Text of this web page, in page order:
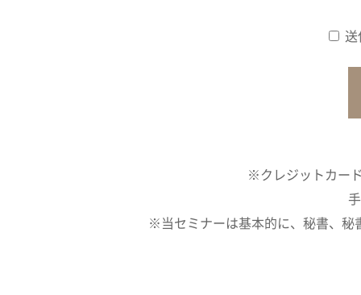
送
※クレジットカー
※当セミナーは基本的に、秘書、秘